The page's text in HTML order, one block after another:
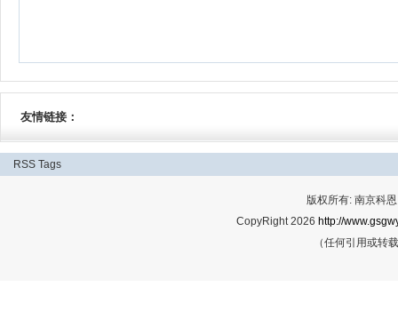
友情链接：
RSS Tags
版权所有: 南京科
CopyRight 2026 http://
（任何引用或转